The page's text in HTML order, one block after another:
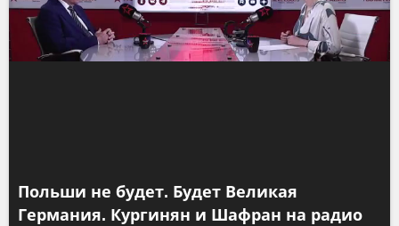
Польши не будет. Будет Великая
Германия. Кургинян и Шафран на радио